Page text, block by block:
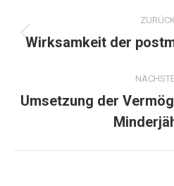
Wirksamkeit der
Umsetzung der